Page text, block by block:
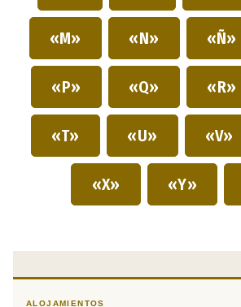
«M» «N» «Ñ»
«P» «Q» «R»
«T» «U» «V»
«X» «Y»